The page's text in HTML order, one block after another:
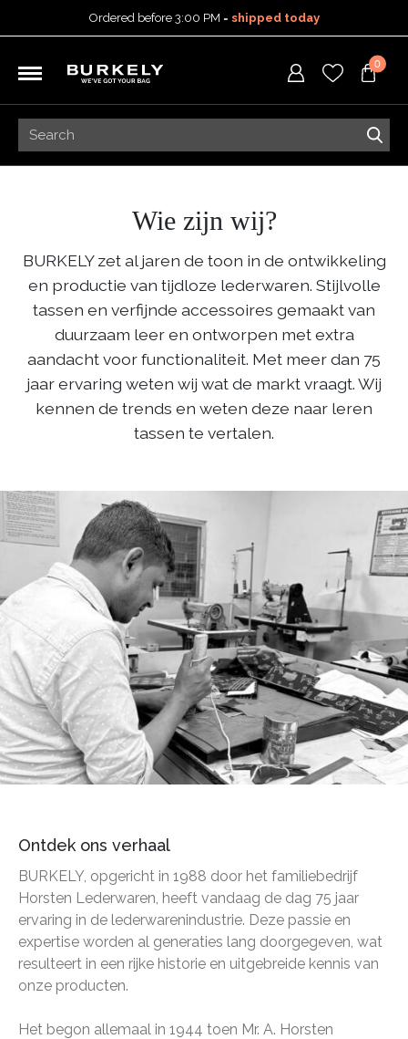
Ordered before 3:00 PM = shipped today
5-year warranty
0
Wie zijn wij?
BURKELY zet al jaren de toon in de ontwikkeling
en productie van tijdloze lederwaren. Stijlvolle
tassen en verfijnde accessoires gemaakt van
duurzaam leer en ontworpen met extra
aandacht voor functionaliteit. Met meer dan 75
jaar ervaring weten wij wat de markt vraagt. Wij
kennen de trends en weten deze naar leren
tassen te vertalen.
Ontdek ons verhaal
BURKELY, opgericht in 1988 door het familiebedrijf
Horsten Lederwaren, heeft vandaag de dag 75 jaar
ervaring in de lederwarenindustrie. Deze passie en
expertise worden al generaties lang doorgegeven, wat
resulteert in een rijke historie en uitgebreide kennis van
onze producten.
Het begon allemaal in 1944 toen Mr. A. Horsten